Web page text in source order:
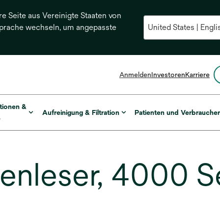
Seite aus Vereinigte Staaten von
wechseln, um angepasste
AnmeldenInvestorenKarriere
&
Aufreinigung & Filtration Patienten und Verbraucher
4000